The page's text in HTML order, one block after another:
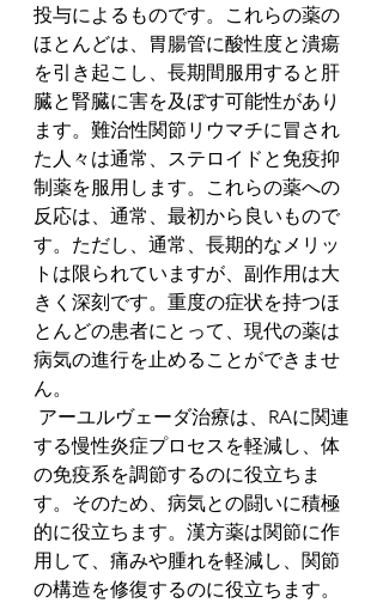
投与によるものです。これらの薬の
ほとんどは、胃腸管に酸性度と潰瘍
を引き起こし、長期間服用すると肝
臓と腎臓に害を及ぼす可能性があり
ます。難治性関節リウマチに冒され
た人々は通常、ステロイドと免疫抑
制薬を服用します。これらの薬への
反応は、通常、最初から良いもので
す。ただし、通常、長期的なメリッ
トは限られていますが、副作用は大
きく深刻です。重度の症状を持つほ
とんどの患者にとって、現代の薬は
病気の進行を止めることができませ
ん。
する慢性炎症プロセスを軽減し、体
の免疫系を調節するのに役立ちま
す。そのため、病気との闘いに積極
的に役立ちます。漢方薬は関節に作
用して、痛みや腫れを軽減し、関節
の構造を修復するのに役立ちます。